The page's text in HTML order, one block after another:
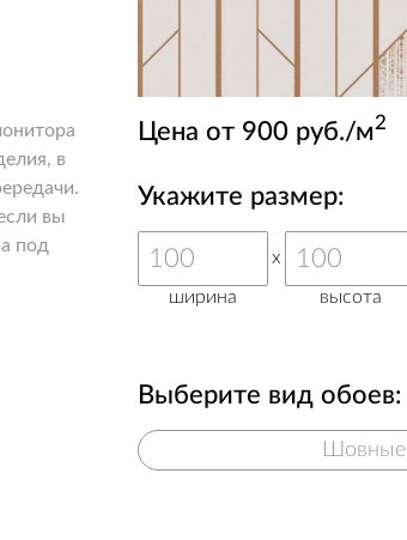
в
вы
под
Цена от 900 руб./м2
Укажите размер:
ширина
x
высота
Выберите вид обоев:
Шовные